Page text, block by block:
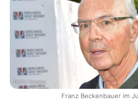
Getty Images
Franz Beckenbauer im